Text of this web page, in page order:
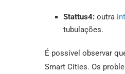
Stattus4: outra
tubulações.
É possível observar
Smart Cities. Os